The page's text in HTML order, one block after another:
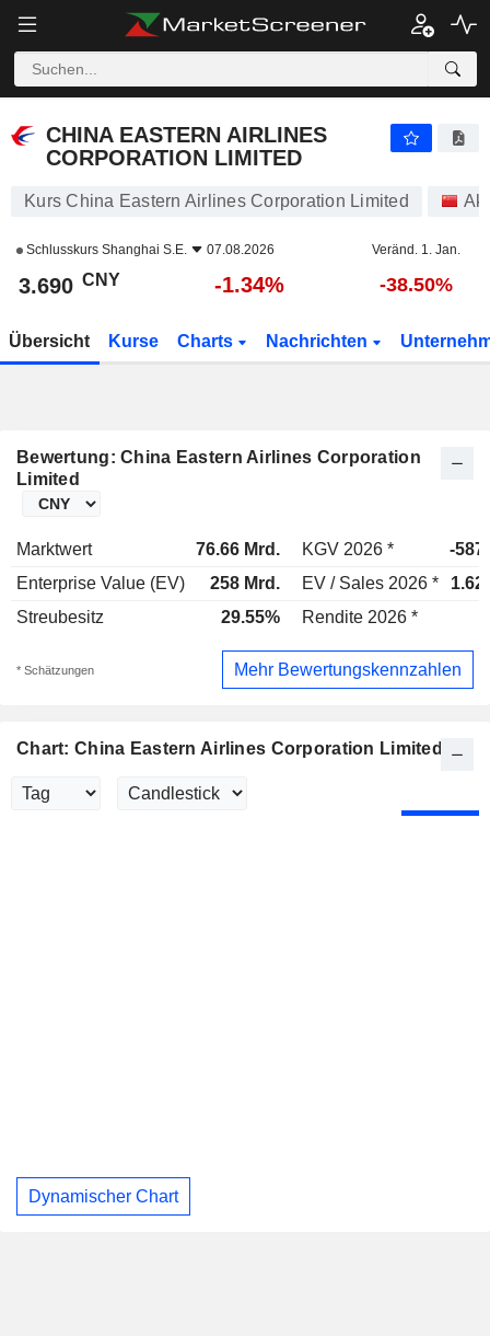
CHINA EASTERN AIRLINES
CORPORATION LIMITED
Kurs China Eastern Airlines Corporation Limited
Schlusskurs Shanghai S.E. 07.08.2026 Veränd. 1. Jan.
3.690 CNY -1.34% -38.50%
Übersicht Kurse Charts Nachrichten
Bewertung: China Eastern Airlines Corporation
Limited
Marktwert 76.66 Mrd. KGV 2026 *
-
Enterprise Value (EV)
258 Mrd. EV / Sales 2026 *
Streubesitz
29.55% Rendite 2026 *
* Schätzungen Mehr Bewertungskennzahlen
Chart: China Eastern Airlines Corporation Limited
Dynamischer Chart